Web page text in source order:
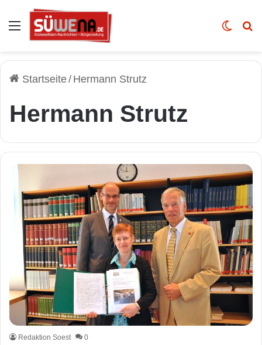
Auswahl Skin
Startseite/ Hermann Strutz
Hermann Strutz
Redaktion Soest 0